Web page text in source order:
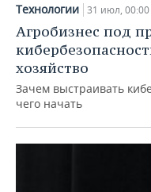
Технологии 31 июл, 00:00
Агробизнес под
хозяйство
Зачем выстраивать
чего начать